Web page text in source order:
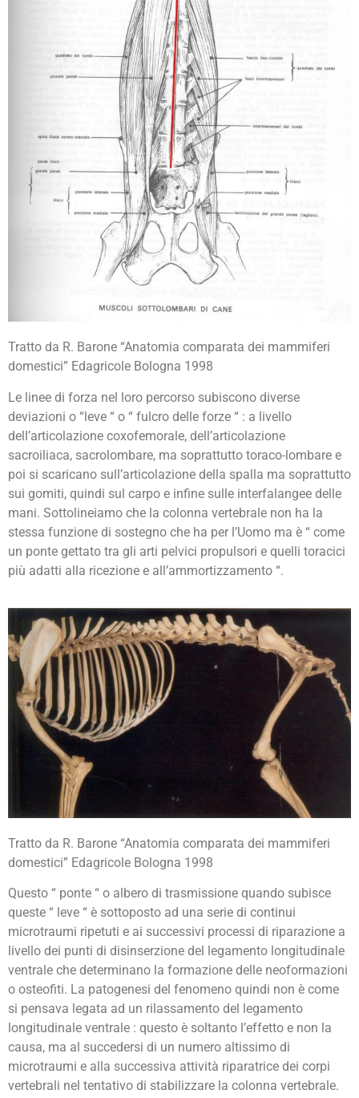
Tratto da R. Barone “Anatomia comparata dei mammiferi
domestici” Edagricole Bologna 1998
Le linee di forza nel loro percorso subiscono diverse
deviazioni o “leve “ o “ fulcro delle forze “ : a livello
dell’articolazione coxofemorale, dell’articolazione
sacroiliaca, sacrolombare, ma soprattutto toraco-lombare e
poi si scaricano sull’articolazione della spalla ma soprattutto
sui gomiti, quindi sul carpo e infine sulle interfalangee delle
mani. Sottolineiamo che la colonna vertebrale non ha la
stessa funzione di sostegno che ha per l’Uomo ma è “ come
un ponte gettato tra gli arti pelvici propulsori e quelli toracici
più adatti alla ricezione e all’ammortizzamento “.
Tratto da R. Barone “Anatomia comparata dei mammiferi
domestici” Edagricole Bologna 1998
Questo “ ponte “ o albero di trasmissione quando subisce
queste “ leve “ è sottoposto ad una serie di continui
microtraumi ripetuti e ai successivi processi di riparazione a
livello dei punti di disinserzione del legamento longitudinale
ventrale che determinano la formazione delle neoformazioni
o osteofiti. La patogenesi del fenomeno quindi non è come
si pensava legata ad un rilassamento del legamento
longitudinale ventrale : questo è soltanto l’effetto e non la
causa, ma al succedersi di un numero altissimo di
microtraumi e alla successiva attività riparatrice dei corpi
vertebrali nel tentativo di stabilizzare la colonna vertebrale.